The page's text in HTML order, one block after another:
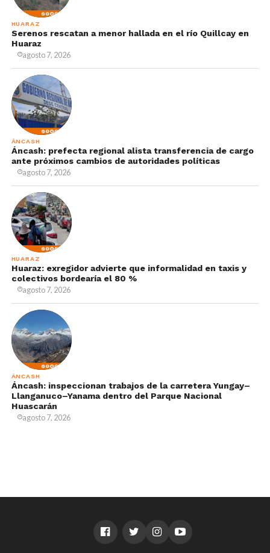
HUARAZ
Serenos rescatan a menor hallada en el río Quillcay en
Huaraz
agosto 7, 2026
ÁNCASH
Áncash: prefecta regional alista transferencia de cargo
ante próximos cambios de autoridades políticas
agosto 7, 2026
HUARAZ
Huaraz: exregidor advierte que informalidad en taxis y
colectivos bordearía el 80 %
agosto 7, 2026
ÁNCASH
Áncash: inspeccionan trabajos de la carretera Yungay–
Llanganuco–Yanama dentro del Parque Nacional
Huascarán
agosto 7, 2026